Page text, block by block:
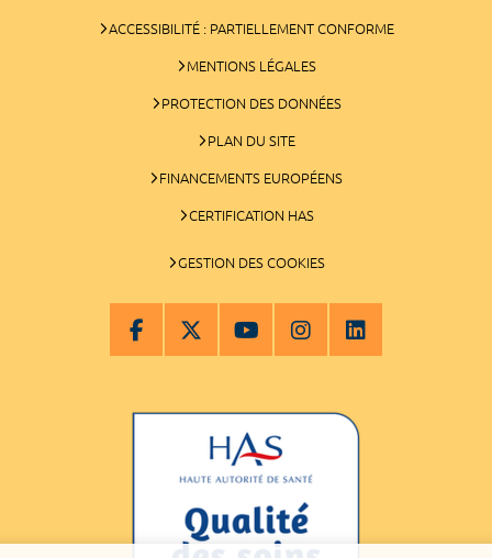
ACCESSIBILITÉ : PARTIELLEMENT CONFORME
MENTIONS LÉGALES
PROTECTION DES DONNÉES
PLAN DU SITE
FINANCEMENTS EUROPÉENS
CERTIFICATION HAS
GESTION DES COOKIES